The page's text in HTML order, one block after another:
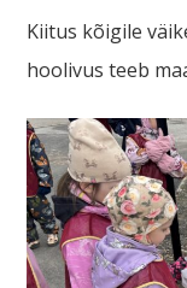
Kiitus kõigile
hoolivus teeb